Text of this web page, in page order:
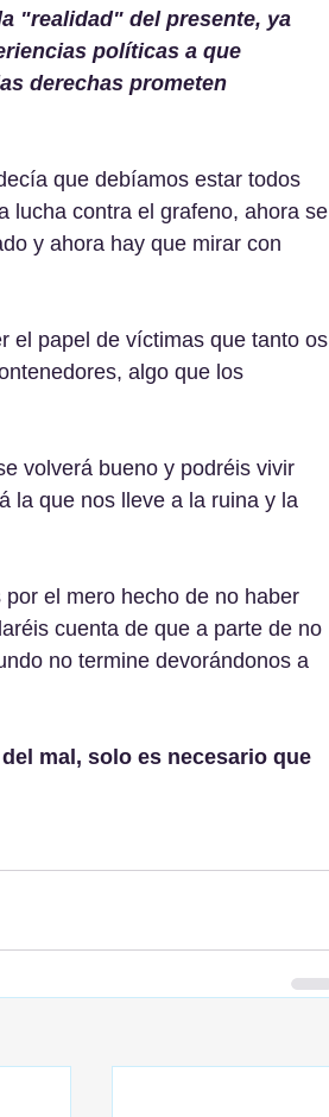
"realidad" del presente, ya
políticas a que
derechas prometen
que debíamos estar todos
lucha contra el grafeno, ahora se
y ahora hay que mirar con
el papel de víctimas que tanto os
algo que los
volverá bueno y podréis vivir
la que nos lleve a la ruina y la
el mero hecho de no haber
cuenta de que a parte de no
no termine devorándonos a
mal, solo es necesario que